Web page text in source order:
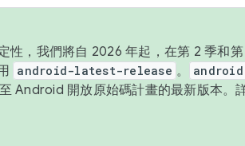
性，我們將自 2026 年起，在第 2 季和
android-latest-release 。
Android 開放原始碼計畫的最新版本。